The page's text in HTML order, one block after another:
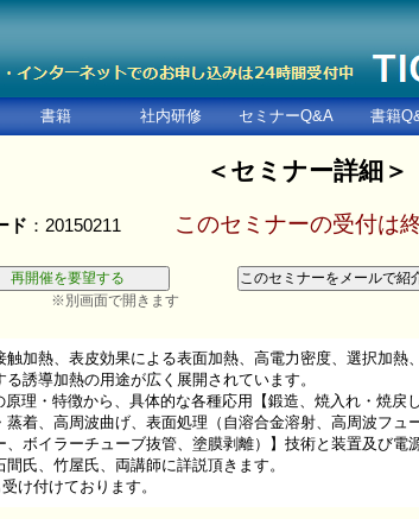
書籍 社内研修 セミナーQ&A 書籍
＜セミナー詳細＞
ド ：20150211 このセミナーの受付は
画面で開きます
加熱、表皮効果による表面加熱、高電力密度、選択加熱
誘導加熱の用途が広く展開されています。
理・特徴から、具体的な各種応用【鍛造、焼入れ・焼戻
着、高周波曲げ、表面処理（自溶合金溶射、高周波フュ
ボイラーチューブ抜管、塗膜剥離）】技術と装置及び電
氏、竹屋氏、両講師に詳説頂きます。
け付けております。